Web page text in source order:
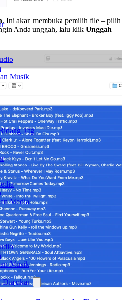
Musik
Tag
Media
Musik
Diajukan
. Ini akan membuka pemilih file – pilih
Anda unggah, lalu klik Unggah